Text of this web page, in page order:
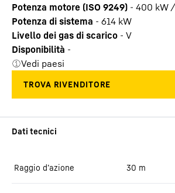
Potenza motore (ISO 9249) - 400 kW
Potenza di sistema - 614 kW
Livello dei gas di scarico - V
Disponibilità -
Vedi paesi
Raggio d’azione 30 m